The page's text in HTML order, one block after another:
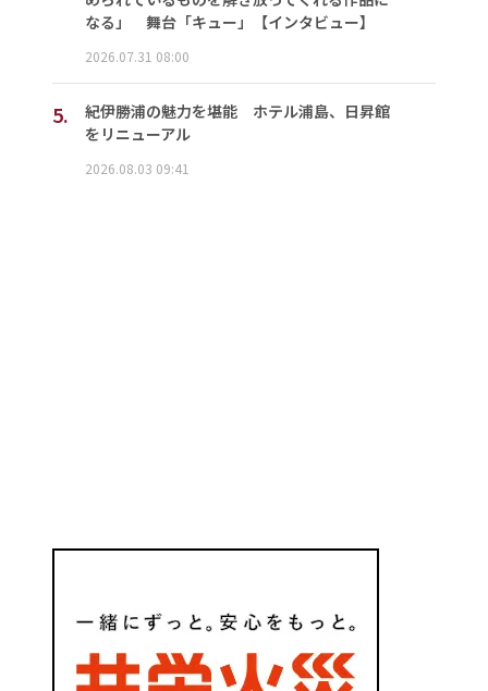
なる」 舞台「キュー」【インタビュー】
2026.07.31 08:00
5.
紀伊勝浦の魅力を堪能 ホテル浦島、日昇館
をリニューアル
2026.08.03 09:41